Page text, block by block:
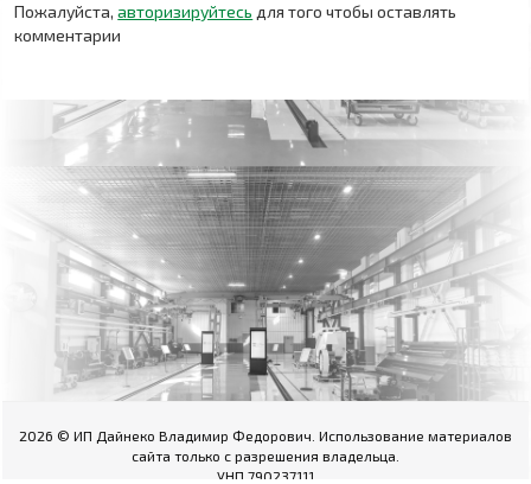
Пожалуйста,авторизируйтесь для того чтобы оставлять
комментарии
2026 © ИП Дайнеко Владимир Федорович. Использование материалов
сайта только с разрешения владельца.
УНП 790237111